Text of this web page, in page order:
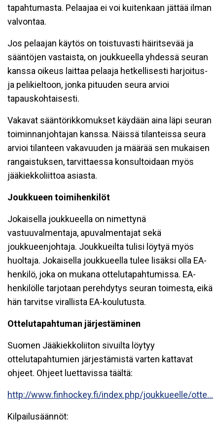
tapahtumasta. Pelaajaa ei voi kuitenkaan jättää ilman
valvontaa.
Jos pelaajan käytös on toistuvasti häiritsevää ja
sääntöjen vastaista, on joukkueella yhdessä seuran
kanssa oikeus laittaa pelaaja hetkellisesti harjoitus-
ja pelikieltoon, jonka pituuden seura arvioi
tapauskohtaisesti.
Vakavat sääntörikkomukset käydään aina läpi seuran
toiminnanjohtajan kanssa. Näissä tilanteissa seura
arvioi tilanteen vakavuuden ja määrää sen mukaisen
rangaistuksen, tarvittaessa konsultoidaan myös
jääkiekkoliittoa asiasta.
Joukkueen toimihenkilöt
Jokaisella joukkueella on nimettynä
vastuuvalmentaja, apuvalmentajat sekä
joukkueenjohtaja. Joukkueilta tulisi löytyä myös
huoltaja. Jokaisella joukkueella tulee lisäksi olla EA-
henkilö, joka on mukana ottelutapahtumissa. EA-
henkilölle tarjotaan perehdytys seuran toimesta, eikä
hän tarvitse virallista EA-koulutusta.
Ottelutapahtuman järjestäminen
Suomen Jääkiekkoliiton sivuilta löytyy
ottelutapahtumien järjestämistä varten kattavat
ohjeet. Ohjeet luettavissa täältä:
http://www.finhockey.fi/index.php/joukkueelle/otte...
Kilpailusäännöt: